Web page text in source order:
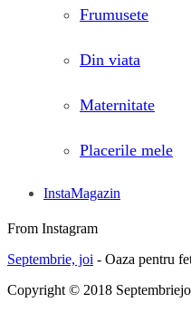
Frumusete
Din viata
Maternitate
Placerile mele
InstaMagazin
From Instagram
Septembrie, joi - Oaza pentru
Copyright © 2018